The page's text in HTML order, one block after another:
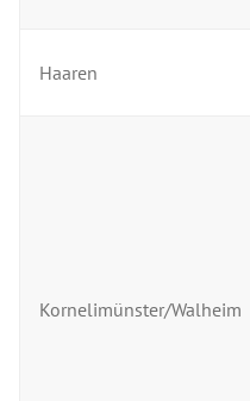
Haaren
Kornelimünster/Walheim